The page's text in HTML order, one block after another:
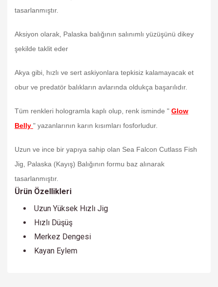
tasarlanmıştır.
Aksiyon olarak, Palaska balığının salınımlı yüzüşünü dikey
şekilde taklit eder
Akya gibi, hızlı ve sert askiyonlara tepkisiz kalamayacak et
obur ve predatör balıkların avlarında oldukça başarılıdır.
Tüm renkleri hologramla kaplı olup, renk isminde " Glow
Belly " yazanlarının karın kısımları fosforludur.
Uzun ve ince bir yapıya sahip olan Sea Falcon Cutlass Fish
Jig, Palaska (Kayış) Balığının formu baz alınarak
tasarlanmıştır.
Ürün Özellikleri
Uzun Yüksek Hızlı Jig
Hızlı Düşüş
Merkez Dengesi
Kayan Eylem